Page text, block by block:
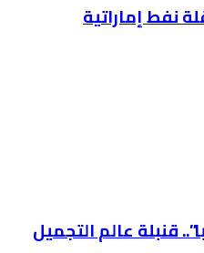
نفط إماراتية
قنبلة عالم التجميل